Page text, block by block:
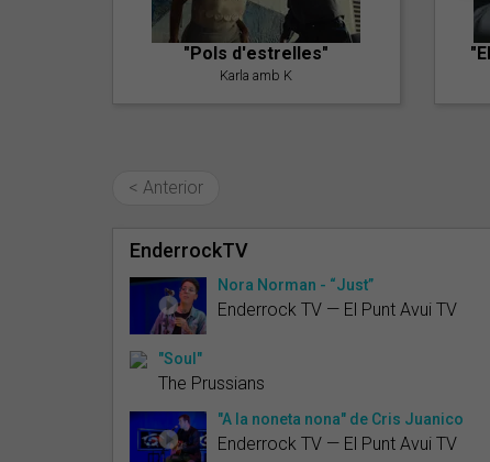
"Pols d'estrelles"
Karla amb K
< Anterior
EnderrockTV
Nora Norman - “Just”
Enderrock TV — El Punt Avui TV
"Soul"
The Prussians
"A la noneta nona" de Cris Juanico
Enderrock TV — El Punt Avui TV